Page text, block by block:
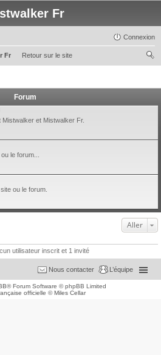
Fr
Connexion
Retour sur le site
Fr
Forum
et Mistwalker Fr.
le forum...
ou le forum.
Aller
utilisateur inscrit et 1 invité
L’équipe
Nous contacter
® Forum Software © phpBB Limited
officielle ©Miles Cellar